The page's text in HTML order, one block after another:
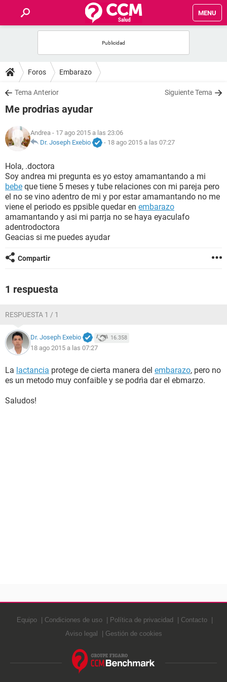
MENU
FOROS
SALUD
FAMILIA
NUTRICIÓN
BIENESTAR
SEXUALIDAD
GLOSARIO
Foros Embarazo
Tema Anterior Siguiente Tema
Me prodrias ayudar
Andrea - 17 ago 2015 a las 23:06
Dr. Joseph Exebio
- 18 ago 2015 a las 07:27
Hola, .doctora
Soy andrea mi pregunta es yo estoy amamantando a mi
bebe que tiene 5 meses y tube relaciones con mi pareja pero
el no se vino adentro de mi y por estar amamantando no me
viene el periodo es ppsible quedar en embarazo
amamantando y asi mi parrja no se haya eyaculafo
adentrodoctora
Geacias si me puedes ayudar
Compartir
1 respuesta
RESPUESTA 1 / 1
Dr. Joseph Exebio 16.358
18 ago 2015 a las 07:27
La lactancia protege de cierta manera del embarazo, pero no
es un metodo muy confaible y se podrìa dar el ebmarzo.
Saludos!
Equipo Condiciones de uso Política de privacidad
Contacto
Aviso legal
Gestión de cookies